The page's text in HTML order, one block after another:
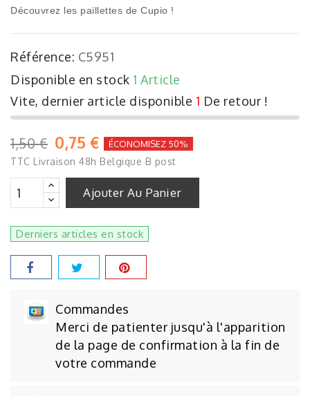
Découvrez les paillettes de Cupio !
Référence: C5951
Disponible en stock 1 Article
Vite, dernier article disponible 1 De retour !
1,50 € 0,75 € ÉCONOMISEZ 50%
TTC Livraison 48h Belgique B post
Ajouter Au Panier
Derniers articles en stock
Commandes
Merci de patienter jusqu'à l'apparition
de la page de confirmation à la fin de
votre commande